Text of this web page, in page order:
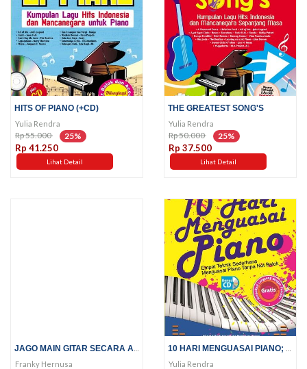
HITS OF PIANO (+CD)
Yulia Rendra
Rp 55.000 25%
Rp 41.250
Lihat Detail
THE GREATEST SONG'S
Yulia Rendra
Rp 50.000 25%
Rp 37.500
Lihat Detail
Franky Hernusa Yulia Rendra